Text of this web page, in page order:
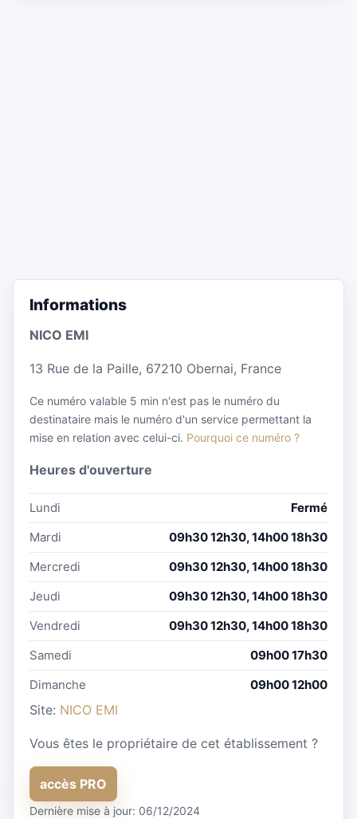
Informations
NICO EMI
13 Rue de la Paille, 67210 Obernai, France
Ce numéro valable 5 min n'est pas le numéro du
destinataire mais le numéro d'un service permettant la
mise en relation avec celui-ci. Pourquoi ce numéro ?
Heures d'ouverture
Lundi
Fermé
Mardi
09h30 12h30, 14h00 18h30
Mercredi
09h30 12h30, 14h00 18h30
Jeudi
09h30 12h30, 14h00 18h30
Vendredi
09h30 12h30, 14h00 18h30
Samedi
09h00 17h30
Dimanche
09h00 12h00
Site: NICO EMI
Vous êtes le propriétaire de cet établissement ?
accès PRO
Dernière mise à jour: 06/12/2024